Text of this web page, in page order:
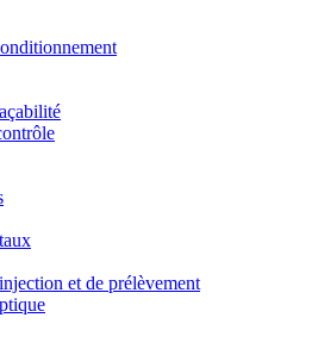
et de prélèvement